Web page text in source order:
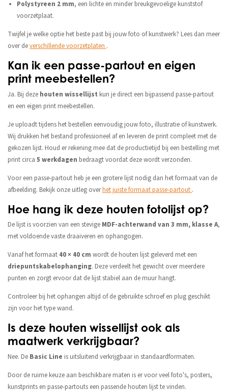
Polystyreen 2 mm, een lichte en minder breukgevoelige kunststof
voorzetplaat.
Twijfel je welke optie het beste past bij jouw foto of kunstwerk? Lees dan meer
over deverschillende voorzetplaten .
Kan ik een passe-partout en eigen
print meebestellen?
Ja. Bij deze houten wissellijst kun je direct een bijpassend passe-partout
en een eigen print meebestellen.
Je uploadt tijdens het bestellen eenvoudig jouw foto, illustratie of kunstwerk.
Wij drukken het bestand professioneel af en leveren de print compleet met de
gekozen lijst. Houd er rekening mee dat de productietijd bij een bestelling met
print circa 5 werkdagen bedraagt voordat deze wordt verzonden.
Voor een passe-partout heb je een grotere lijst nodig dan het formaat van de
afbeelding. Bekijk onze uitleg overhet juiste formaat passe-partout .
Hoe hang ik deze houten fotolijst op?
De lijst is voorzien van een stevige MDF-achterwand van 3 mm, klasse A,
met voldoende vaste draaiveren en ophangogen.
Vanaf het formaat 40 × 40 cm wordt de houten lijst geleverd met een
driepuntskabelophanging. Deze verdeelt het gewicht over meerdere
punten en zorgt ervoor dat de lijst stabiel aan de muur hangt.
Controleer bij het ophangen altijd of de gebruikte schroef en plug geschikt
zijn voor het type wand.
Is deze houten wissellijst ook als
maatwerk verkrijgbaar?
Nee. De Basic Line is uitsluitend verkrijgbaar in standaardformaten.
Door de ruime keuze aan beschikbare maten is er voor veel foto's, posters,
kunstprints en passe-partouts een passende houten lijst te vinden.